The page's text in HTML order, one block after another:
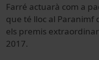
Farré actuarà com a
que té lloc al Paranimf
els premis
2017.